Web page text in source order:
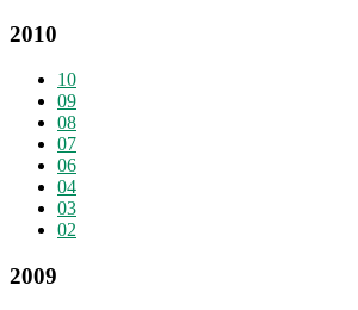
2010
10
09
08
07
06
04
03
02
2009